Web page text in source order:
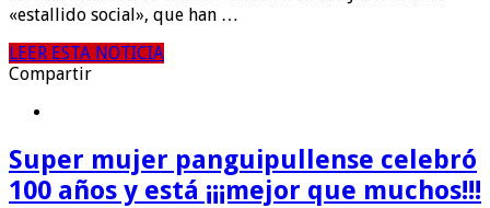
«estallido social», que han …
LEER ESTA NOTICIA
Compartir
Super mujer panguipullense celebró
100 años y está ¡¡¡mejor que muchos!!!